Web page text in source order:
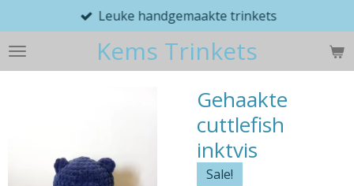
direct
naar
de
Kems Trinkets
Leuke handgemaakte trinkets
Gehaakte
cuttlefish
inktvis
Sale!